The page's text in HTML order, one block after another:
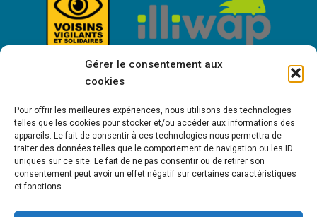
Gérer le consentement aux
cookies
Pour offrir les meilleures expériences, nous utilisons des technologies
telles que les cookies pour stocker et/ou accéder aux informations des
appareils. Le fait de consentir à ces technologies nous permettra de
traiter des données telles que le comportement de navigation ou les ID
uniques sur ce site. Le fait de ne pas consentir ou de retirer son
consentement peut avoir un effet négatif sur certaines caractéristiques
et fonctions.Bienvenue à Saint-Victor de Cessieu !